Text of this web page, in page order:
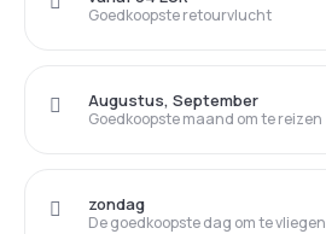
Goedkoopste retourvlucht
Goedkoopste maand om te reizen
Augustus, September
De goedkoopste dag om te vliegen
zondag